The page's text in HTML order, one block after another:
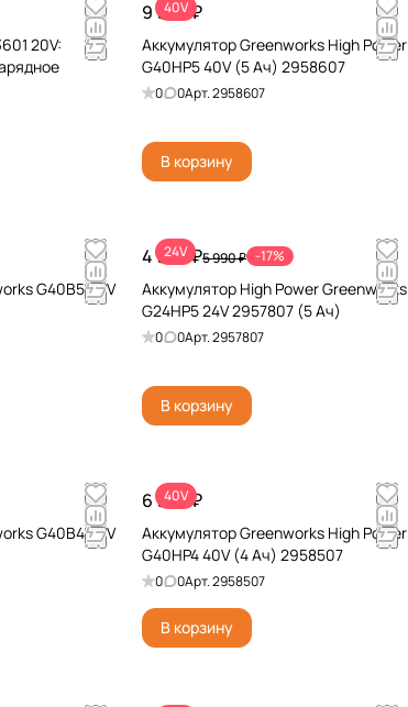
20V:
40V
9 990 ₽
Аккумулятор Greenworks High Power
G40HP5 40V (5 Ач) 2958607
0 0Арт.2958607
В корзину
G40B5 40V
24V
4 990 ₽5 990 ₽ -17%
Аккумулятор High Power Greenworks
G24HP5 24V 2957807 (5 Ач)
0 0Арт.2957807
В корзину
G40B4 40V
40V
6 990 ₽
Аккумулятор Greenworks High Power
G40HP4 40V (4 Ач) 2958507
0 0Арт.2958507
В корзину